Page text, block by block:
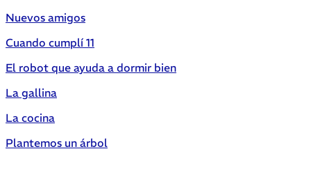
Nuevos amigos
Cuando cumplí 11
El robot que ayuda a dormir bien
La gallina
La cocina
Plantemos un árbol